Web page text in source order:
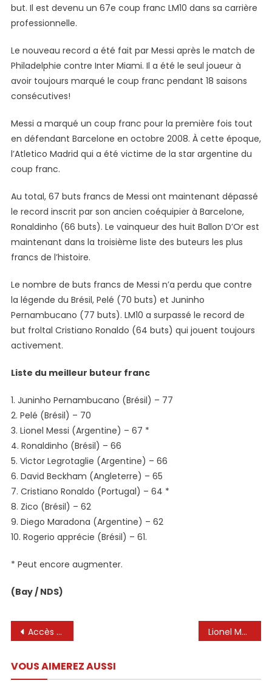
but. Il est devenu un 67e coup franc LM10 dans sa carrière
professionnelle.
Le nouveau record a été fait par Messi après le match de
Philadelphie contre Inter Miami. Il a été le seul joueur à
avoir toujours marqué le coup franc pendant 18 saisons
consécutives!
Messi a marqué un coup franc pour la première fois tout
en défendant Barcelone en octobre 2008. À cette époque,
l’Atletico Madrid qui a été victime de la star argentine du
coup franc.
Au total, 67 buts francs de Messi ont maintenant dépassé
le record inscrit par son ancien coéquipier à Barcelone,
Ronaldinho (66 buts). Le vainqueur des huit Ballon D’Or est
maintenant dans la troisième liste des buteurs les plus
francs de l’histoire.
Le nombre de buts francs de Messi n’a perdu que contre
la légende du Brésil, Pelé (70 buts) et Juninho
Pernambucano (77 buts). LM10 a surpassé le record de
but froltal Cristiano Ronaldo (64 buts) qui jouent toujours
activement.
Liste du meilleur buteur franc
1. Juninho Pernambucano (Brésil) – 77
2. Pelé (Brésil) – 70
3. Lionel Messi (Argentine) – 67 *
4. Ronaldinho (Brésil) – 66
5. Victor Legrotaglie (Argentine) – 66
6. David Beckham (Angleterre) – 65
7. Cristiano Ronaldo (Portugal) – 64 *
8. Zico (Brésil) – 62
9. Diego Maradona (Argentine) – 62
10. Rogerio apprécie (Brésil) – 61.
* Peut encore augmenter.
(Bay / NDS)
Navigation
l’article
Accès refusé Lionel Messi jouera-t-il à la Coupe du monde du club? – Squawka
VOUS AIMEREZ AUSSI